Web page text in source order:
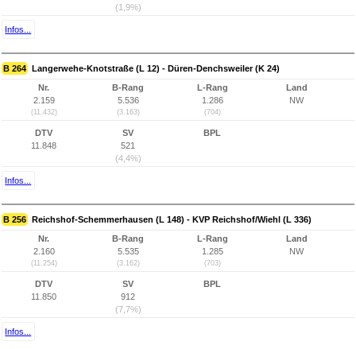
(1,9%)
Infos...
B 264 Langerwehe-Knotstraße (L 12) - Düren-Denchsweiler (K 24)
Nr.
2.159
(11.432)
B-Rang
5.536
(3.163)
L-Rang
1.286
(704)
Land
NW
DTV
11.848
SV
521
(4,4%)
BPL
Infos...
B 256 Reichshof-Schemmerhausen (L 148) - KVP Reichshof/Wiehl (L 336)
Nr.
2.160
(11.254)
B-Rang
5.535
(3.162)
L-Rang
1.285
(703)
Land
NW
DTV
11.850
SV
912
(7,7%)
BPL
Infos...